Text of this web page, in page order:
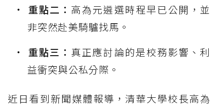
重點二： 高為元遴選時程早已公開，並
非突然赴美騎驢找馬。
重點三： 真正應討論的是校務影響、利
益衝突與公私分際。
近日看到新聞媒體報導，清華大學校長高為